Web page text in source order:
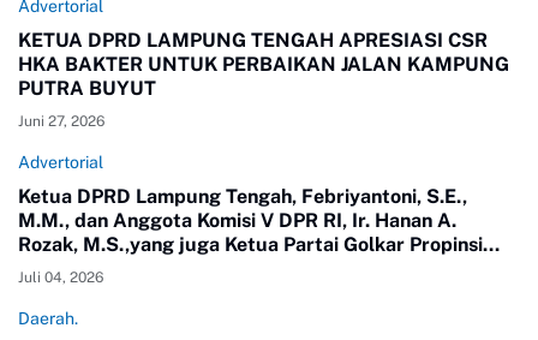
Advertorial
KETUA DPRD LAMPUNG TENGAH APRESIASI CSR
HKA BAKTER UNTUK PERBAIKAN JALAN KAMPUNG
PUTRA BUYUT
Juni 27, 2026
Advertorial
Ketua DPRD Lampung Tengah, Febriyantoni, S.E.,
M.M., dan Anggota Komisi V DPR RI, Ir. Hanan A.
Rozak, M.S.,yang juga Ketua Partai Golkar Propinsi
Lampung meninjau langsung jalan di Kampung Putra
Juli 04, 2026
Daerah.